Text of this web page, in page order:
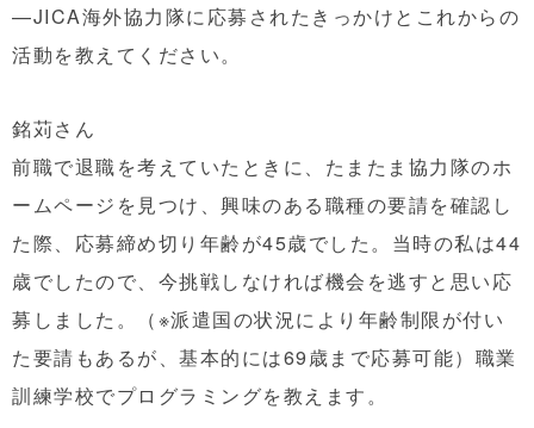
—JICA海外協力隊に応募されたきっかけとこれからの
活動を教えてください。
銘苅さん
前職で退職を考えていたときに、たまたま協力隊のホ
ームページを見つけ、 興味のある職種の要請を確認し
た際、 応募締め切り年齢が45歳でした。当時の私は44
歳でしたので、今挑戦しなければ機会を逃すと思い応
募しました。
（※派遣国の状況により年齢制限が付い
た要請もあるが、基本的には69歳まで応募可能） 職業
訓練学校でプログラミングを教えます。